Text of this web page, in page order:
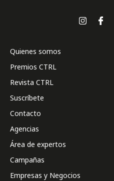
Quienes somos
Premios CTRL
Revista CTRL
Suscríbete
Contacto
Agencias
Área de expertos
Campañas
Empresas y Negocios